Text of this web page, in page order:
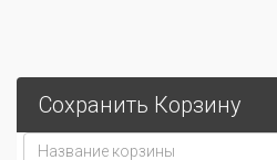
Сохранить Корзину